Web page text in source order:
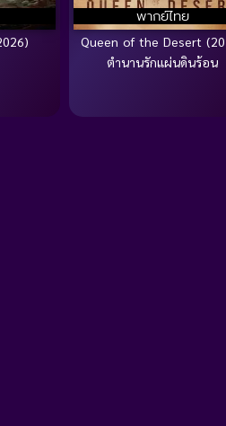
พากย์ไทย
Queen of the Desert
ตำนานรักแผ่นดินร้อน